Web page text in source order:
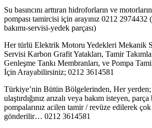
Su basıncını arttıran hidroforların ve
pompası tamircisi için arayınız 0212 2974432
bakımı-servisi-yedek parçası)
Her türlü Elektrik Motoru Yedekleri Mekanik
Servisi Karbon Grafit Yatakları, Tamir
Genleşme Tankı Membranları, ve Pompa
İçin Arayabilirsiniz; 0212 3614581
Türkiye’nin Bütün Bölgelerinden, Her
ulaştırdığınız arızalı veya bakım isteyen,
pompalarınız acilen tamir / revüze edilerek
gönderilir… 0212 3614581